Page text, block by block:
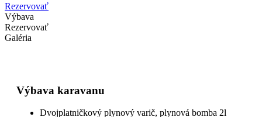
Rezervovať
Výbava
Rezervovať
Galéria
Výbava karavanu
Dvojplatničkový plynový varič, plynová bomba 2l